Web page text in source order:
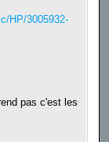
HP/3005932-
pas c'est les